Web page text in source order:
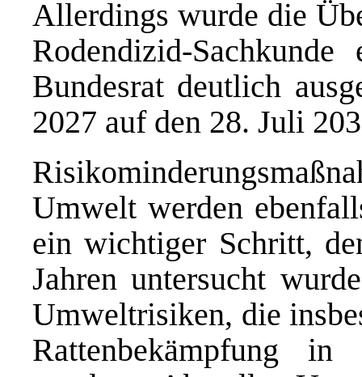
Allerdings wurde die
Rodendizid-
Bundesrat deutlich
2027 auf den 28. Juli
Umwelt werden
ein wichtiger Schritt,
Jahren untersucht
Umweltrisiken, die
Rattenbekämpfung